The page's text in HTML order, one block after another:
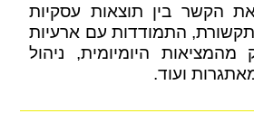
הקשר בין תוצאות עסקיות
התמודדות עם ארעיות
מהמציאות היומיומית, ניהול
ועוד.